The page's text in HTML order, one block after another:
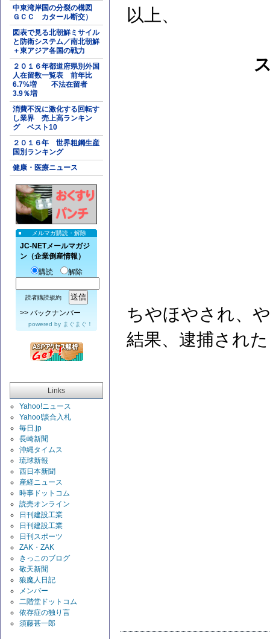
中東湾岸国の分裂の構図
ＧＣＣ カタール断交）
図表で見る北朝鮮ミサイル
と防衛システム／南北朝鮮
＋東アジア各国の戦力
２０１６年都道府県別外国
人在留数一覧表 前年比
6.7%増 不法在留者
3.9％増
消費不況に激化する回転す
し業界 売上高ランキン
グ ベスト10
２０１６年 世界粗鋼生産
国別ランキング
健康・医療ニュース
メルマガ購読・解除
JC-NETメールマガジ
ン（企業倒産情報）
購読
解除
読者購読規約
>> バックナンバー
powered by まぐまぐ！
Links
Yahoo!ニュース
Yahoo!談合入札
毎日.jp
長崎新聞
沖縄タイムス
琉球新報
西日本新聞
産経ニュース
時事ドットコム
読売オンライン
日刊建設工業
日刊建設工業
日刊スポーツ
ZAK・ZAK
きっこのブログ
敬天新聞
狼魔人日記
メンバー
二階堂ドットコム
依存症の独り言
須藤甚一郎
以上、
ちやほやされ、
結果、逮捕され